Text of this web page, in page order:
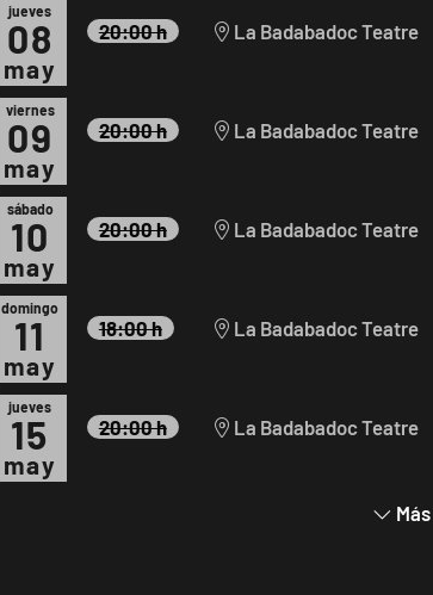
jueves
08
may
20:00 h La Badabadoc Teatre
viernes
09
may
20:00 h La Badabadoc Teatre
sábado
10
may
20:00 h La Badabadoc Teatre
domingo
11
may
18:00 h La Badabadoc Teatre
jueves
15
may
20:00 h La Badabadoc Teatre